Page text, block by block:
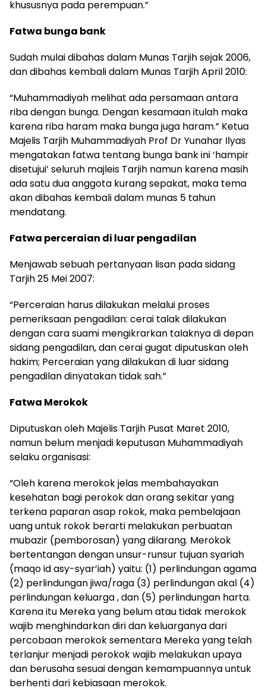
khususnya pada perempuan.”
Fatwa bunga bank
Sudah mulai dibahas dalam Munas Tarjih sejak 2006,
dan dibahas kembali dalam Munas Tarjih April 2010:
“Muhammadiyah melihat ada persamaan antara
riba dengan bunga. Dengan kesamaan itulah maka
karena riba haram maka bunga juga haram.” Ketua
Majelis Tarjih Muhammadiyah Prof Dr Yunahar Ilyas
mengatakan fatwa tentang bunga bank ini ‘hampir
disetujui’ seluruh majleis Tarjih namun karena masih
ada satu dua anggota kurang sepakat, maka tema
akan dibahas kembali dalam munas 5 tahun
mendatang.
Fatwa perceraian di luar pengadilan
Menjawab sebuah pertanyaan lisan pada sidang
Tarjih 25 Mei 2007:
“Perceraian harus dilakukan melalui proses
pemeriksaan pengadilan: cerai talak dilakukan
dengan cara suami mengikrarkan talaknya di depan
sidang pengadilan, dan cerai gugat diputuskan oleh
hakim; Perceraian yang dilakukan di luar sidang
pengadilan dinyatakan tidak sah.”
Fatwa Merokok
Diputuskan oleh Majelis Tarjih Pusat Maret 2010,
namun belum menjadi keputusan Muhammadiyah
selaku organisasi:
“Oleh karena merokok jelas membahayakan
kesehatan bagi perokok dan orang sekitar yang
terkena paparan asap rokok, maka pembelajaan
uang untuk rokok berarti melakukan perbuatan
mubazir (pemborosan) yang dilarang. Merokok
bertentangan dengan unsur-runsur tujuan syariah
(maqo id asy-syar’iah) yaitu: (1) perlindungan agama
(2) perlindungan jiwa/raga (3) perlindungan akal (4)
perlindungan keluarga , dan (5) perlindungan harta.
Karena itu Mereka yang belum atau tidak merokok
wajib menghindarkan diri dan keluarganya dari
percobaan merokok sementara Mereka yang telah
terlanjur menjadi perokok wajib melakukan upaya
dan berusaha sesuai dengan kemampuannya untuk
berhenti dari kebiasaan merokok.